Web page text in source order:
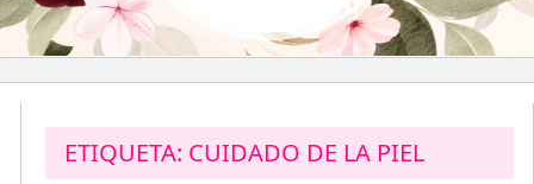
ETIQUETA: CUIDADO DE LA PIEL